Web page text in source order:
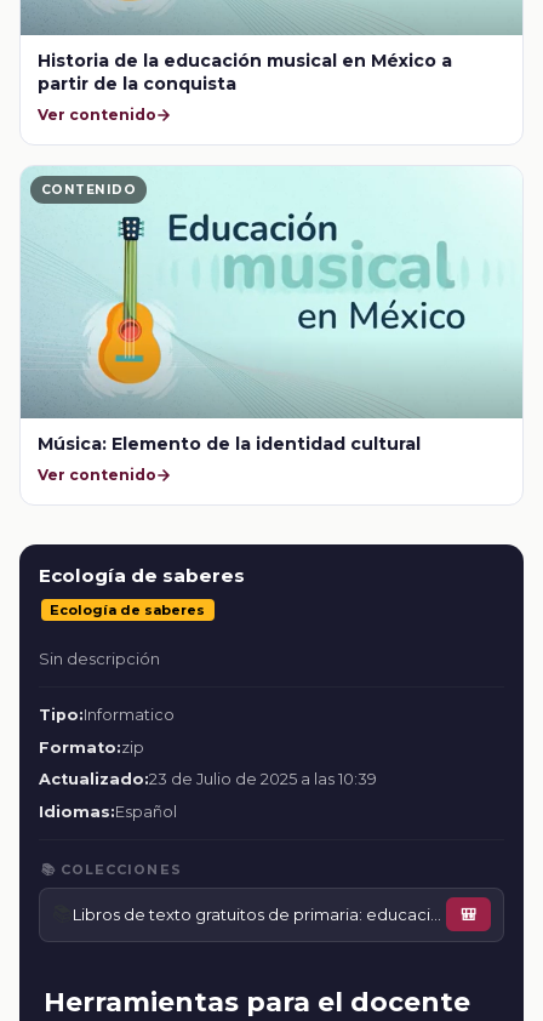
Historia de la educación musical en México a
partir de la conquista
Ver contenido
CONTENIDO
Música: Elemento de la identidad cultural
Ver contenido
Ecología de saberes
Ecología de saberes
Sin descripción
Tipo:Informatico
Formato:zip
Actualizado:23 de Julio de 2025 a las 10:39
Idiomas:Español
📚 COLECCIONES
🎒
Herramientas para el docente